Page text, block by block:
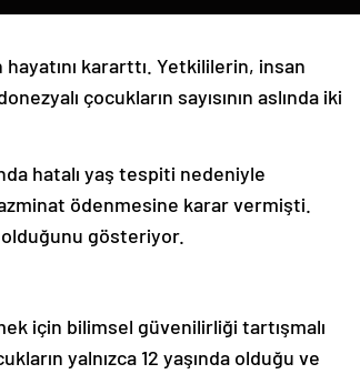
kararttı. Yetkililerin, insan
çocukların sayısının aslında iki
hatalı yaş tespiti nedeniyle
ödenmesine karar vermişti.
gösteriyor.
için bilimsel güvenilirliği tartışmalı
yalnızca 12 yaşında olduğu ve